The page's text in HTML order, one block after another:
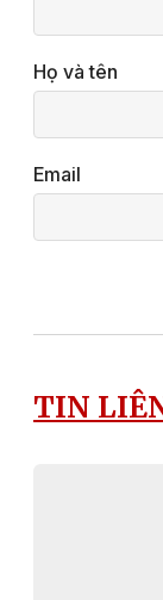
Họ và tên
Email
TIN